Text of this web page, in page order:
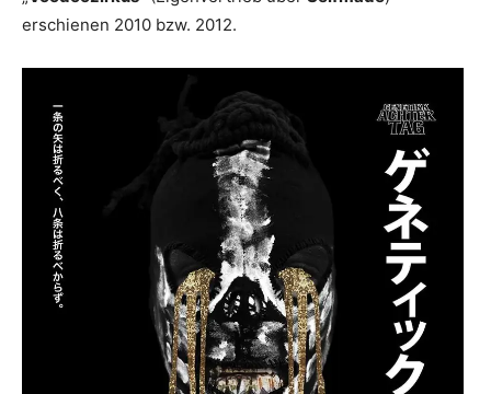
erschienen 2010 bzw. 2012.